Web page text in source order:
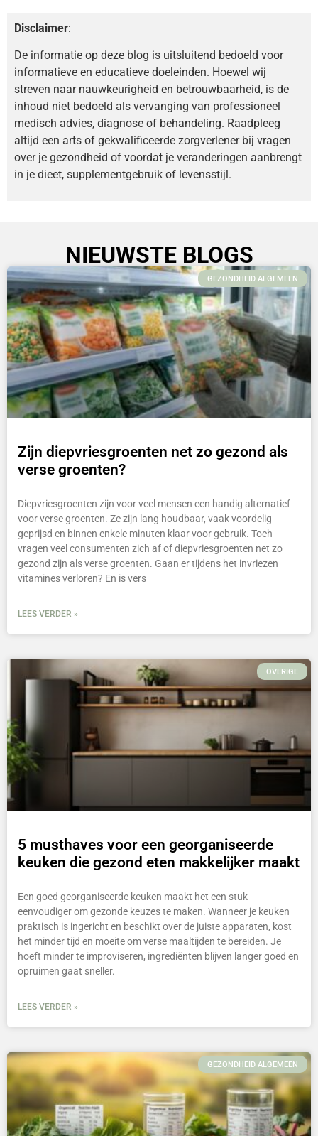
Disclaimer:
De informatie op deze blog is uitsluitend bedoeld voor
informatieve en educatieve doeleinden. Hoewel wij
streven naar nauwkeurigheid en betrouwbaarheid, is de
inhoud niet bedoeld als vervanging van professioneel
medisch advies, diagnose of behandeling. Raadpleeg
altijd een arts of gekwalificeerde zorgverlener bij vragen
over je gezondheid of voordat je veranderingen aanbrengt
in je dieet, supplementgebruik of levensstijl.
NIEUWSTE BLOGS
GEZONDHEID ALGEMEEN
Zijn diepvriesgroenten net zo gezond als
verse groenten?
Diepvriesgroenten zijn voor veel mensen een handig alternatief
voor verse groenten. Ze zijn lang houdbaar, vaak voordelig
geprijsd en binnen enkele minuten klaar voor gebruik. Toch
vragen veel consumenten zich af of diepvriesgroenten net zo
gezond zijn als verse groenten. Gaan er tijdens het invriezen
vitamines verloren? En is vers
LEES VERDER »
OVERIGE
5 musthaves voor een georganiseerde
keuken die gezond eten makkelijker maakt
Een goed georganiseerde keuken maakt het een stuk
eenvoudiger om gezonde keuzes te maken. Wanneer je keuken
praktisch is ingericht en beschikt over de juiste apparaten, kost
het minder tijd en moeite om verse maaltijden te bereiden. Je
hoeft minder te improviseren, ingrediënten blijven langer goed en
opruimen gaat sneller.
LEES VERDER »
GEZONDHEID ALGEMEEN